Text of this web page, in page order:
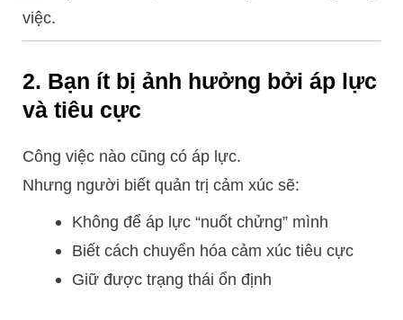
việc.
2. Bạn ít bị ảnh hưởng bởi áp lực
và tiêu cực
Công việc nào cũng có áp lực.
Nhưng người biết quản trị cảm xúc sẽ:
Không để áp lực “nuốt chửng” mình
Biết cách chuyển hóa cảm xúc tiêu cực
Giữ được trạng thái ổn định